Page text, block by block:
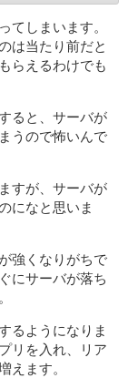
てしまいます。
は当たり前だと
らえるわけでも
ると、サーバが
うので怖いんで
すが、サーバが
になと思いま
強くなりがちで
にサーバが落ち
るようになりま
リを入れ、リア
えます。